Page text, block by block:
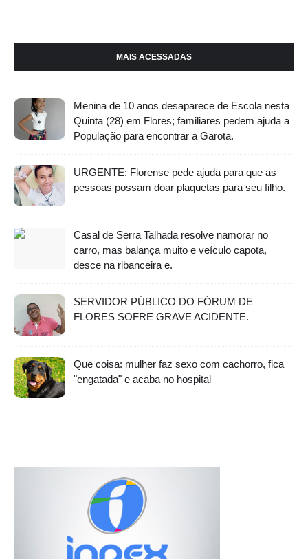
MAIS ACESSADAS
Menina de 10 anos desaparece de Escola nesta
Quinta (28) em Flores; familiares pedem ajuda a
População para encontrar a Garota.
URGENTE: Florense pede ajuda para que as
pessoas possam doar plaquetas para seu filho.
Casal de Serra Talhada resolve namorar no
carro, mas balança muito e veículo capota,
desce na ribanceira e.
SERVIDOR PÚBLICO DO FÓRUM DE
FLORES SOFRE GRAVE ACIDENTE.
Que coisa: mulher faz sexo com cachorro, fica
"engatada" e acaba no hospital